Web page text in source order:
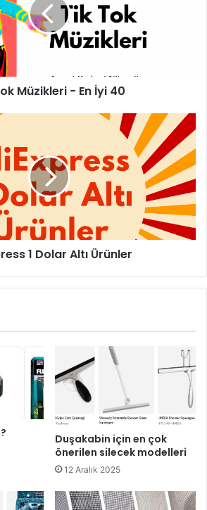
Müzikleri - En İyi 40
1 Dolar Altı Ürünler
Duşakabin için en çok
önerilen silecek modelleri
12 Aralık 2025